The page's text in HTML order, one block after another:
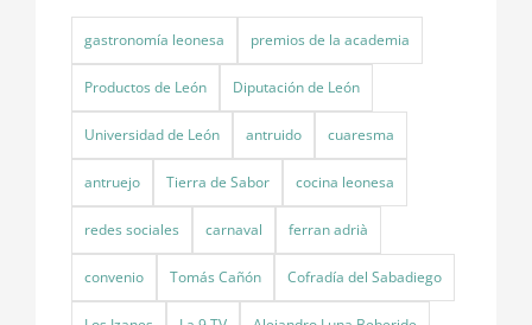
gastronomía leonesa premios de la academia
Productos de León Diputación de León
Universidad de León antruido cuaresma
antruejo Tierra de Sabor cocina leonesa
redes sociales carnaval ferran adrià
convenio Tomás Cañón Cofradía del Sabadiego